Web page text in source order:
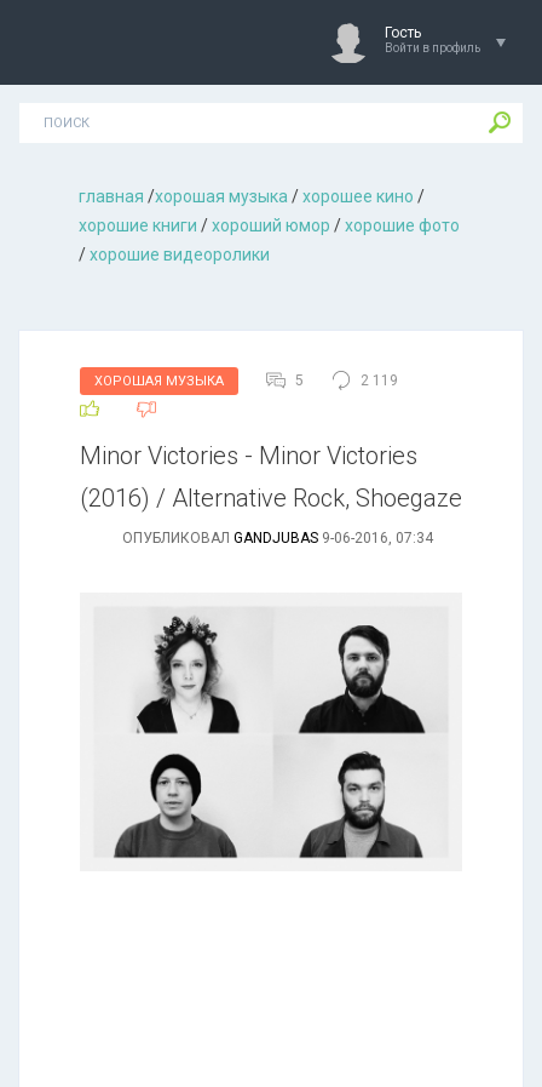
Гость
Войти в профиль
главная /хорошая музыкa /хорошее кино /
хорошие книги /хороший юмор /хорошие фото
/хорошие видеоролики
ХОРОШАЯ МУЗЫКА 5 2 119
Minor Victories - Minor Victories
(2016) / Alternative Rock, Shoegaze
ОПУБЛИКОВАЛ GANDJUBAS 9-06-2016, 07:34